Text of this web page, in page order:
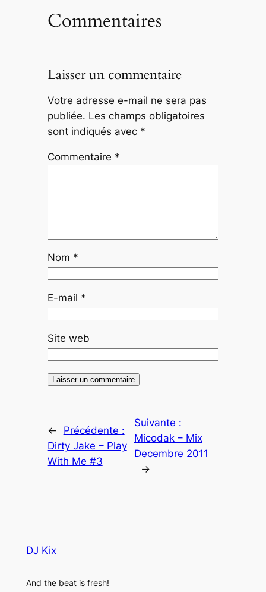
Commentaires
Laisser un commentaire
Votre adresse e-mail ne sera pas
publiée. Les champs obligatoires
sont indiqués avec *
Commentaire *
Nom *
E-mail *
Site web
←
Précédente :
Dirty Jake – Play
With Me #3
Suivante :
Micodak – Mix
Decembre 2011
→
DJ Kix
And the beat is fresh!